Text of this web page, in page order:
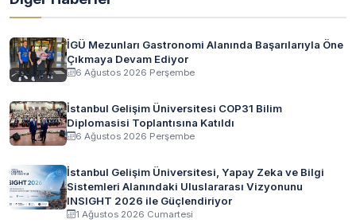
İGÜ Mezunları Gastronomi Alanında Başarılarıyla Öne
Çıkmaya Devam Ediyor
6 Ağustos 2026 Perşembe
İstanbul Gelişim Üniversitesi COP31 Bilim
Diplomasisi Toplantısına Katıldı
6 Ağustos 2026 Perşembe
İstanbul Gelişim Üniversitesi, Yapay Zeka ve Bilgi
Sistemleri Alanındaki Uluslararası Vizyonunu
INSIGHT 2026 ile Güçlendiriyor
1 Ağustos 2026 Cumartesi